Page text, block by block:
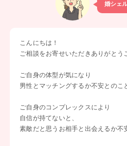
婚シェ
こんにちは！
ご相談をお寄せいただきありがとう
ご自身の体型が気になり
男性とマッチングするか不安とのこ
ご自身のコンプレックスにより
自信が持てないと、
素敵だと思うお相手と出会えるか不